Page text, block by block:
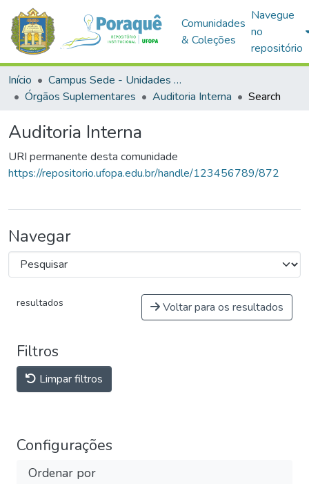
Comunidades
& Coleções
Navegue
no
repositório
Início
Campus Sede - Unidades Administrativas
Órgãos Suplementares
Auditoria Interna Search
Auditoria Interna
URI permanente desta comunidade
https://repositorio.ufopa.edu.br/handle/123456789/872
Navegar
resultados Voltar para os resultados
Filtros
Limpar filtros
Configurações
Ordenar por